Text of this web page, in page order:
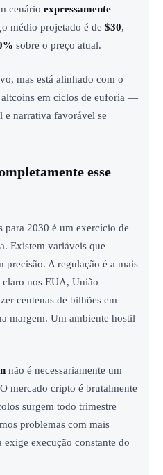
cenário expressamente
médio projetado é de $30,
sobre o preço atual.
mas está alinhado com o
em ciclos de euforia —
narrativa favorável se
esse
para 2030 é um exercício de
Existem variáveis que
precisão. A regulação é a mais
nos EUA, União
centenas de bilhões em
margem. Um ambiente hostil
não é necessariamente um
mercado cripto é brutalmente
surgem todo trimestre
problemas com mais
execução constante do